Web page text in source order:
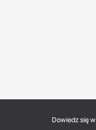
Dowiedz się